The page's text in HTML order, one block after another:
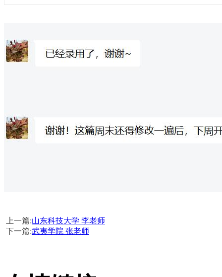
上一篇:山东科技大学 李老师
下一篇:武夷学院 张老师